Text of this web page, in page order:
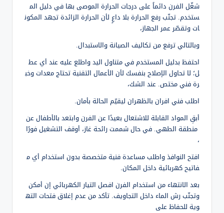
شغّل الفرن دائماً على درجات الحرارة الموصى بها في دليل الم
ستخدم. تجنّب رفع الحرارة بلا داعٍ لأن الحرارة الزائدة تجهد المكون
ات وتقصّر عمر الجهاز،
وبالتالي ترفع من تكاليف الصيانة والاستبدال.
احتفظ بدليل المستخدم في متناول اليد واطلع عليه عند أي عط
ل؛ لا تحاول الإصلاح بنفسك لأن الأعمال التقنية تحتاج معدات وخب
رة فني مختص. عند الشك،
اطلب فني افران بالظهران ليقيّم الحالة بأمان.
أبقِ المواد القابلة للاشتعال بعيدًا عن الفرن وابتعد بالأطفال عن
منطقة الطهي. في حال شممت رائحة غاز، أوقف التشغيل فورًا
،
افتح النوافذ واطلب مساعدة فنية متخصصة بدون استخدام أي م
فاتيح كهربائية داخل المكان.
بعد الانتهاء من استخدام الفرن افصل التيار الكهربائي إن أمكن
وتجنّب رش الماء داخل التجاويف. تأكد من عدم إغلاق فتحات الته
وية للحفاظ على